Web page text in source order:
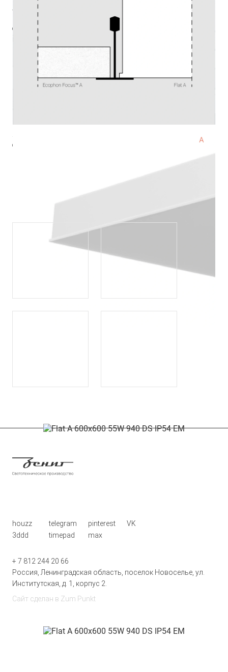
Тцв (К)
cos φ
стоимость
IP54
houzz telegram pinterest
VK
3ddd
timepad max
+ 7 812 244 20 66
Россия, Ленинградская область, поселок Новоселье, ул.
Институтская, д. 1, корпус 2.
Сайт сделан в Zum Punkt